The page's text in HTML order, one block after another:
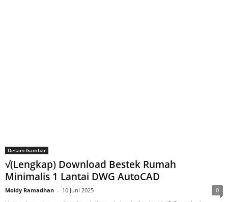
Desain Gambar
√(Lengkap) Download Bestek Rumah
Minimalis 1 Lantai DWG AutoCAD
Moldy Ramadhan - 10 Juni 2025 0